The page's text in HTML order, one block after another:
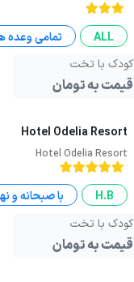
ALL
تمامی
کودک با تخت
قیمت به تومان
Hotel Odelia Resort
Hotel Odelia Resort
H.B
با صبحانه و
کودک با تخت
قیمت به تومان